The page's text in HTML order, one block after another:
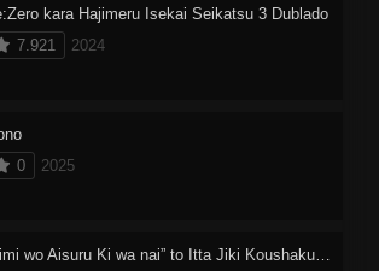
kara Hajimeru Isekai Seikatsu 3 Dublado
7.921
2024
0
2025
“Kimi wo Aisuru Ki wa nai” to Itta Jiki Koushaku-sama ga Naze ka Dekiai Shitekimasu